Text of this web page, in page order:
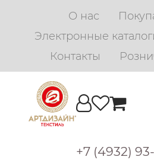
О нас
Электронные
Контакты
+7 (4932)